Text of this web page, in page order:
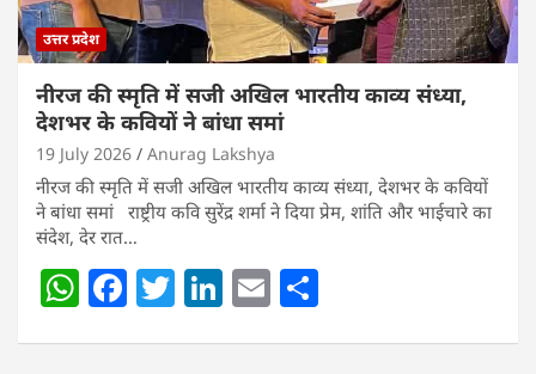
उत्तर प्रदेश
नीरज की स्मृति में सजी अखिल भारतीय काव्य संध्या,
देशभर के कवियों ने बांधा समां
19 July 2026 Anurag Lakshya
नीरज की स्मृति में सजी अखिल भारतीय काव्य संध्या, देशभर के कवियों
ने बांधा समां राष्ट्रीय कवि सुरेंद्र शर्मा ने दिया प्रेम, शांति और भाईचारे का
संदेश, देर रात…
W F T Li E